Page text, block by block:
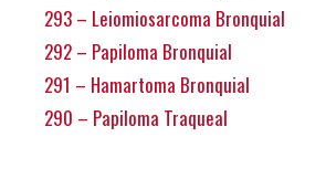
293 – Leiomiosarcoma Bronquial
292 – Papiloma Bronquial
291 – Hamartoma Bronquial
290 – Papiloma Traqueal